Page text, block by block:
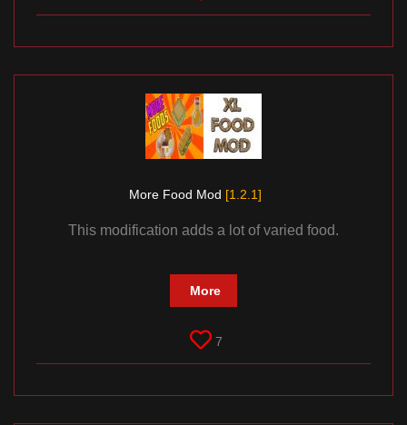
More Food Mod [1.2.1]
This modification adds a lot of varied food.
More
7